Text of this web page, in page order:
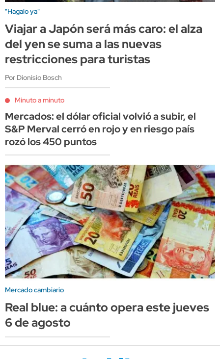
"Hagalo ya"
Viajar a Japón será más caro: el alza
del yen se suma a las nuevas
restricciones para turistas
Por Dionisio Bosch
Minuto a minuto
Mercados: el dólar oficial volvió a subir, el
S&P Merval cerró en rojo y en riesgo país
rozó los 450 puntos
Mercado cambiario
Real blue: a cuánto opera este jueves
6 de agosto